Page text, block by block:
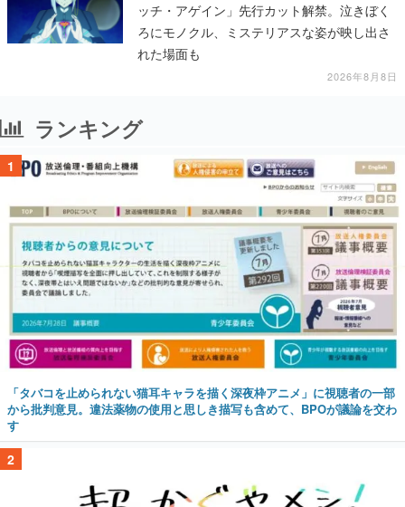
ッチ・アゲイン」先行カット解禁。泣きぼく
ろにモノクル、ミステリアスな姿が映し出さ
れた場面も
2026年8月8日
ランキング
1
「タバコを止められない猫耳キャラを描く深夜枠アニメ」に視聴者の一部
から批判意見。違法薬物の使用と思しき描写も含めて、BPOが議論を交わ
す
2